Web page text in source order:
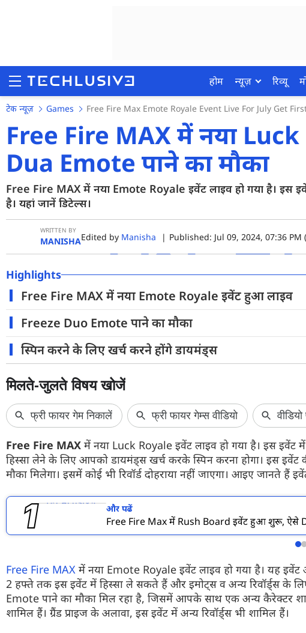
होम न्यूज़ रिव्यू
होम
रिव्यू
मोबाइल फोन्स
गेमिंग
फोटो
वीडियो
वेब स्टोरी
ऐप्स
डील्स
टेक न्यूज़ Games Free Fire Max Emote Royale Event Live For July Get
Free Fire MAX में नया
Dua Emote पाने का मौका
Free Fire MAX में नया Emote Royale इवेंट लाइव हो गया है। इस
है। यहां जानें डिटेल्स।
WRITTEN BY
MANISHAEdited by Manisha | Published: Jul 09, 2024, 07:36 PM
Highlights
Free Fire MAX में नया Emote Royale इवेंट हुआ लाइव
Freeze Duo Emote पाने का मौका
स्पिन करने के लिए खर्च करने होंगे डायमंड्स
Free Fire MAX में नया Luck Royale इवेंट लाइव हो गया है। इस
हिस्सा लेने के लिए आपको डायमंड्स खर्च करके स्पिन करना होगा। इस
मौका मिलेगा। इसमें कोई भी रिवॉर्ड दोहराया नहीं जाएगा। आइए जानते हैं
और पढें
Free Fire Max में Rush Board इवेंट हुआ शुरू, ऐसे
Free Fire MAX में नया Emote Royale इवेंट लाइव हो गया है। यह
2 हफ्ते तक इस इवेंट में हिस्सा ले सकते हैं और इमोट्स व अन्य रिवॉर्ड्स
Emote पाने का मौका मिल रहा है, जिसमें आपके साथ एक अन्य कैरेक्टर
शामिल हैं। ग्रैंड प्राइज के अलावा, इस इवेंट में अन्य रिवॉर्ड्स भी शामिल हैं।